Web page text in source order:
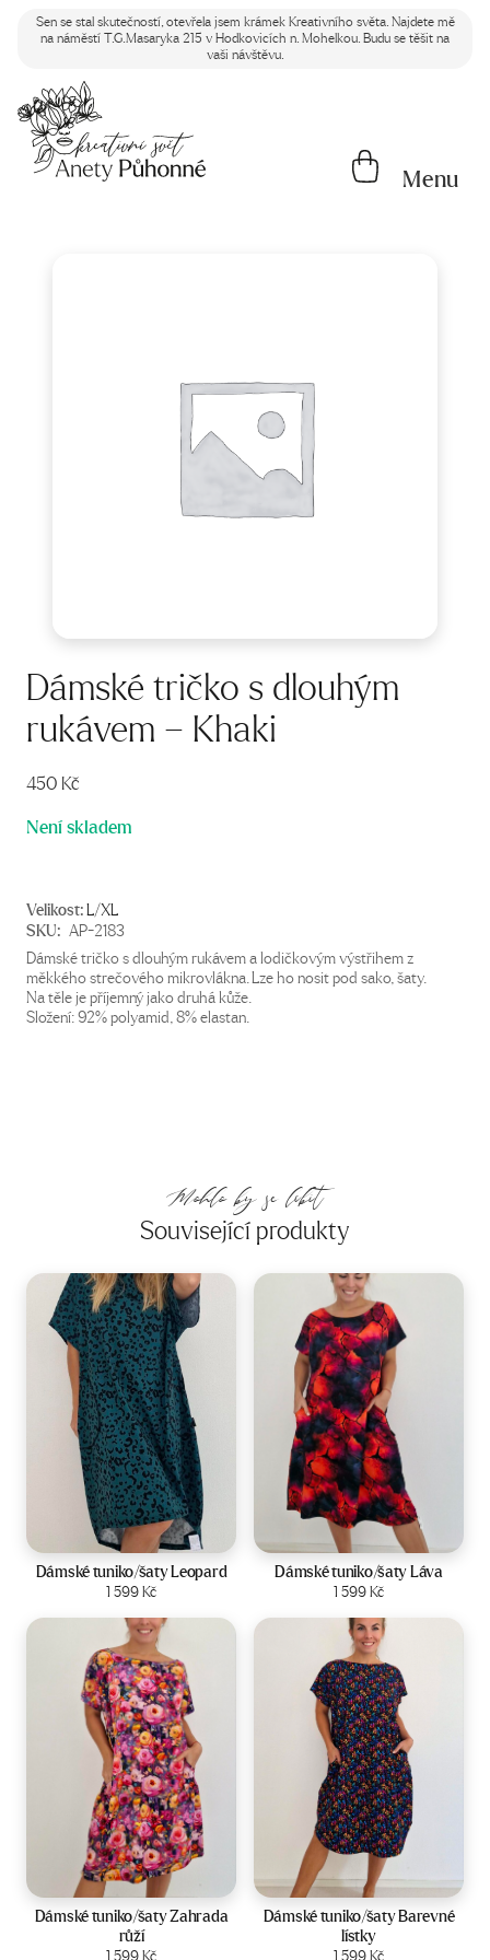
Sen se stal skutečností, otevřela jsem krámek Kreativního světa. Najdete mě
na náměstí T.G.Masaryka 215 v Hodkovicích n. Mohelkou. Budu se těšit na
vaši návštěvu.
Menu
Dámské tričko s dlouhým
rukávem – Khaki
450 Kč
Není skladem
Velikost:L/XL
SKU: AP-2183
Dámské tričko s dlouhým rukávem a lodičkovým výstřihem z
měkkého strečového mikrovlákna. Lze ho nosit pod sako, šaty.
Na těle je příjemný jako druhá kůže.
Složení: 92% polyamid, 8% elastan.
Mohlo by se líbit
Související produkty
Velikost:44-50
Dámské tuniko/šaty Leopard
1 599Kč
Zobrazit produkt
Velikost: 44-50
Dámské tuniko/šaty Láva
1 599Kč
Zobrazit produkt
Velikost:44-50
Dámské tuniko/šaty Zahrada
růží
1 599Kč
Zobrazit produkt
Velikost:44-50
Dámské tuniko/šaty Barevné
lístky
1 599Kč
Zobrazit produkt